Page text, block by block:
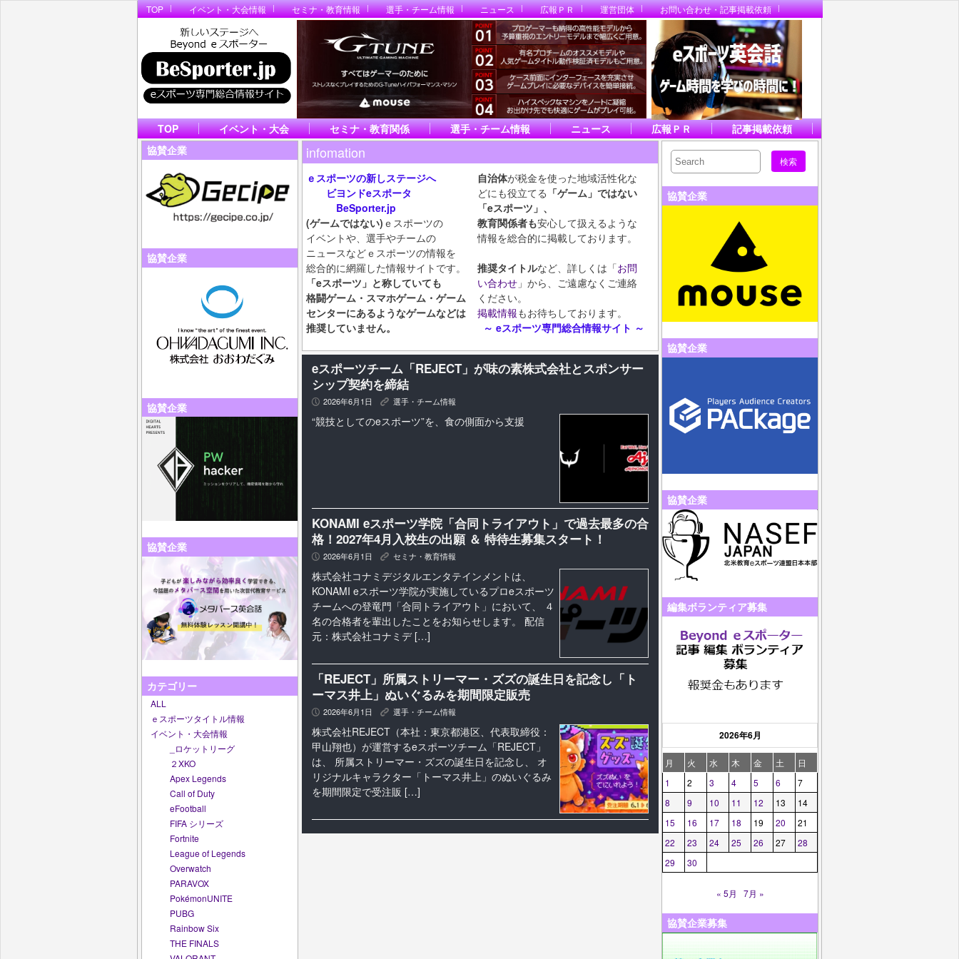
TOP イベント・大会情報 セミナ・教育情報 選手・チーム情報 ニュース 広報ＰＲ 運営団体 お問い合わせ・記事掲載依頼
TOP イベント・大会 セミナ・教育関係 選手・チーム情報 ニュース 広報ＰＲ
記事掲載依頼
協賛企業
協賛企業
協賛企業
協賛企業
カテゴリー
ALL
ｅスポーツタイトル情報
イベント・大会情報
_ロケットリーグ
２XKO
Apex Legends
Call of Duty
eFootball
FIFA シリーズ
Fortnite
League of Legends
Overwatch
PARAVOX
PokémonUNITE
PUBG
Rainbow Six
THE FINALS
infomation
ｅスポーツの新しステージへ
ビヨンドeスポータ
BeSporter.jp
(ゲームではない) ｅスポーツの
イベントや、選手やチームの
ニュースなどｅスポーツの情報を
総合的に網羅した情報サイトです。
「eスポーツ」と称していても
格闘ゲーム・スマホゲーム・ゲーム
センターにあるようなゲームなどは
推奨していません。
自治体が税金を使った地域活性化な
どにも役立てる 「ゲーム」ではない
「eスポーツ」 、
教育関係者も安心して扱えるような
情報を総合的に掲載しております。
推奨タイトルなど、詳しくは「お問
い合わせ 」から、ご遠慮なくご連絡
ください。
掲載情報もお待ちしております。
～ eスポーツ専門総合情報サイト ～
eスポーツチーム「REJECT」が味の素株式会社とスポンサー
シップ契約を締結
P 2026年6月1日 K 選手・チーム情報
“競技としてのeスポーツ”を、食の側面から支援
KONAMI eスポーツ学院「合同トライアウト」で過去最多の合
格！2027年4月入校生の出願 ＆ 特待生募集スタート！
P 2026年6月1日 K セミナ・教育情報
株式会社コナミデジタルエンタテインメントは、
KONAMI eスポーツ学院が実施しているプロeスポーツ
チームへの登竜門「合同トライアウト」において、 ４
名の合格者を輩出したことをお知らせします。 配信
元：株式会社コナミデ […]
「REJECT」所属ストリーマー・ズズの誕生日を記念し「ト
ーマス井上」ぬいぐるみを期間限定販売
P 2026年6月1日 K 選手・チーム情報
株式会社REJECT（本社：東京都港区、代表取締役：
甲山翔也）が運営するeスポーツチーム「REJECT」
は、 所属ストリーマー・ズズの誕生日を記念し、 オ
リジナルキャラクター「トーマス井上」のぬいぐるみ
を期間限定で受注販 […]
協賛企業
協賛企業
協賛企業
編集ボランティア募集
2026年6月
月 火 水 木 金 土
日
1
2 3 4 5 6
7
8
9 10 11 12 13
14
15
16 17 18 19 20
21
22
23 24 25 26 27
28
29
30
« 5月 7月 »
協賛企業募集